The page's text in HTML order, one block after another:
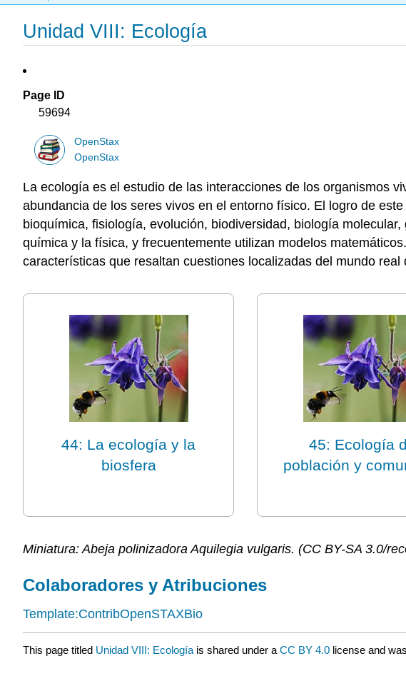
Unidad VIII: Ecología
Page ID
59694
OpenStax
OpenStax
La ecología es el estudio de las interacciones de los organismos
abundancia de los seres vivos en el entorno físico. El logro de
bioquímica, fisiología, evolución, biodiversidad, biología
química y la física, y frecuentemente utilizan modelos
características que resaltan cuestiones localizadas del mundo
44: La ecología y la
biosfera
45: Ecología
población y
Miniatura: Abeja polinizadora Aquilegia vulgaris. (CC BY-SA 3.0/
Colaboradores y Atribuciones
Template:ContribOpenSTAXBio
This page titled Unidad VIII: Ecología is shared under a CC BY 4.0 license and